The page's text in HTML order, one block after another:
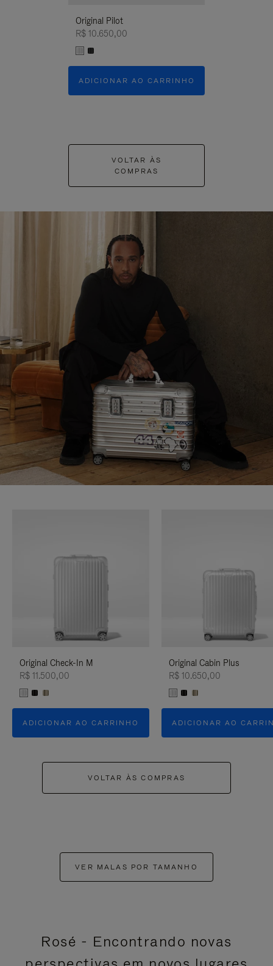
Original Pilot
R$ 10.650,00
ADICIONAR AO CARRINHO
VOLTAR ÀS
COMPRAS
Original Check-In M
R$ 11.500,00
ADICIONAR AO CARRINHO
Original Cabin Plus
R$ 10.650,00
ADICIONAR AO
VOLTAR ÀS COMPRAS
VER MALAS POR TAMANHO
Rosé - Encontrando novas